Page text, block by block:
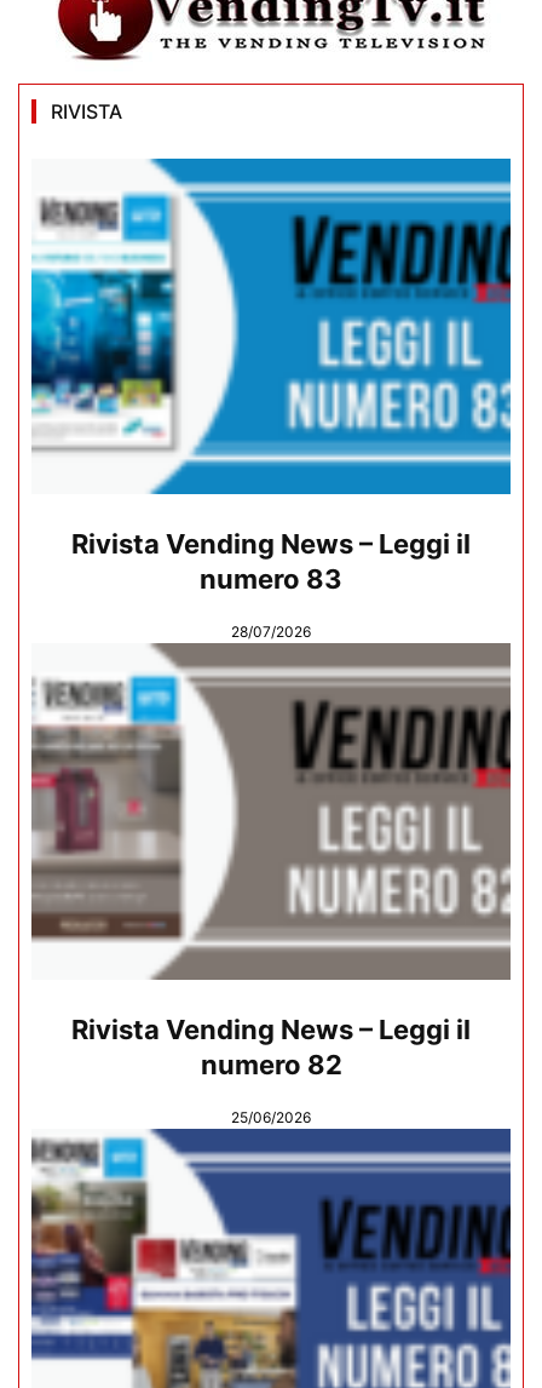
RIVISTA
Rivista Vending News – Leggi il
numero 83
28/07/2026
Rivista Vending News – Leggi il
numero 82
25/06/2026